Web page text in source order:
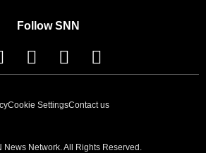
Follow SNN
Cookie SettingsContact us
News Network. All Rights Reserved.